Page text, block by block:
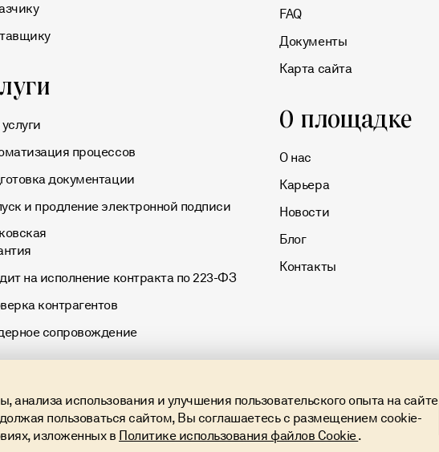
анализа использования и улучшения пользовательского опыта на сайте
пользоваться сайтом, Вы соглашаетесь с размещением cookie-
изложенных в Политике использования файлов Cookie.
процессов
документации
и продление электронной подписи
на исполнение контракта по 223-ФЗ
контрагентов
сопровождение
FAQ
Документы
Карта сайта
О площадке
О нас
Карьера
Новости
Блог
Контакты